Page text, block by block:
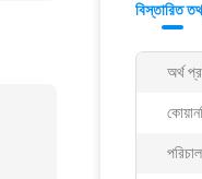
বিস্তারিত
অর্থ